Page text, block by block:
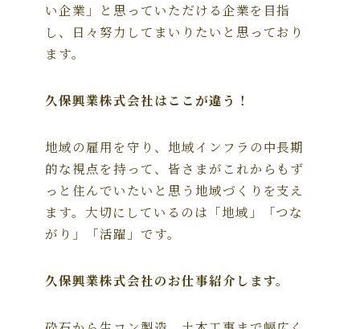
い企業」と思っていただける企業を目指
し、日々努力してまいりたいと思っており
ます。
久保興業株式会社はここが違う！
地域の雇用を守り、地域インフラの中長期
的な視点を持って、皆さまがこれからもず
っと住んでいたいと思う地域づくりを支え
ます。大切にしているのは「地域」「つな
がり」「活躍」です。
久保興業株式会社のお仕事紹介します。